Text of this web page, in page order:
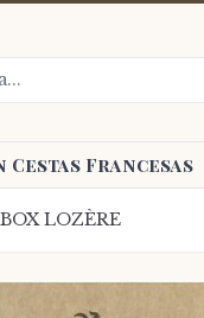
Cestas Francesas
LOZÈRE